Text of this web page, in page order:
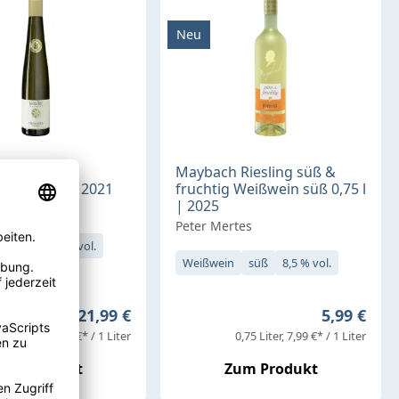
0,375 l | 2021
süß 7,5 % vol.
Regulärer Preis:
21,99 €
Liter 58,64 €* / 1 Liter
Produkt
Maybach Riesling süß &
fruchtig Weißwein süß 0,75 l
| 2025
Peter Mertes
Weißwein süß 8,5 % vol.
Regulärer
5,99 €
0,75 Liter 7,99 €* / 1 Liter
Zum Produkt
Neu